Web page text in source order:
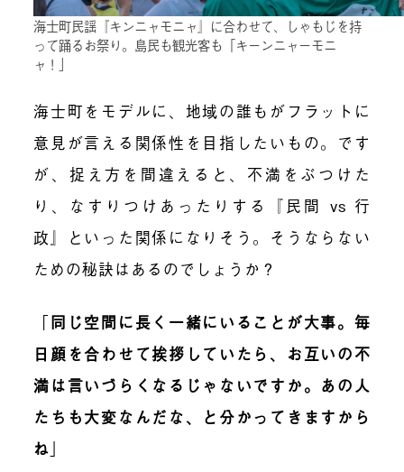
海士町民謡『キンニャモニャ』に合わせて、しゃもじを持
って踊るお祭り。島民も観光客も「キーンニャーモニ
ャ！」
海士町をモデルに、地域の誰もがフラットに
意見が言える関係性を目指したいもの。です
が、捉え方を間違えると、不満をぶつけた
り、なすりつけあったりする『民間 vs 行
政』といった関係になりそう。そうならない
ための秘訣はあるのでしょうか？
「同じ空間に長く一緒にいることが大事。毎
日顔を合わせて挨拶していたら、お互いの不
満は言いづらくなるじゃないですか。あの人
たちも大変なんだな、と分かってきますから
ね 」